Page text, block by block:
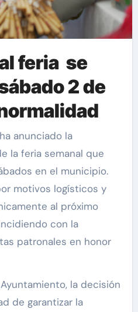
feria se
2 de
la feria semanal que
en el municipio.
motivos logísticos y
al próximo
con la
patronales en honor
la decisión
de garantizar la